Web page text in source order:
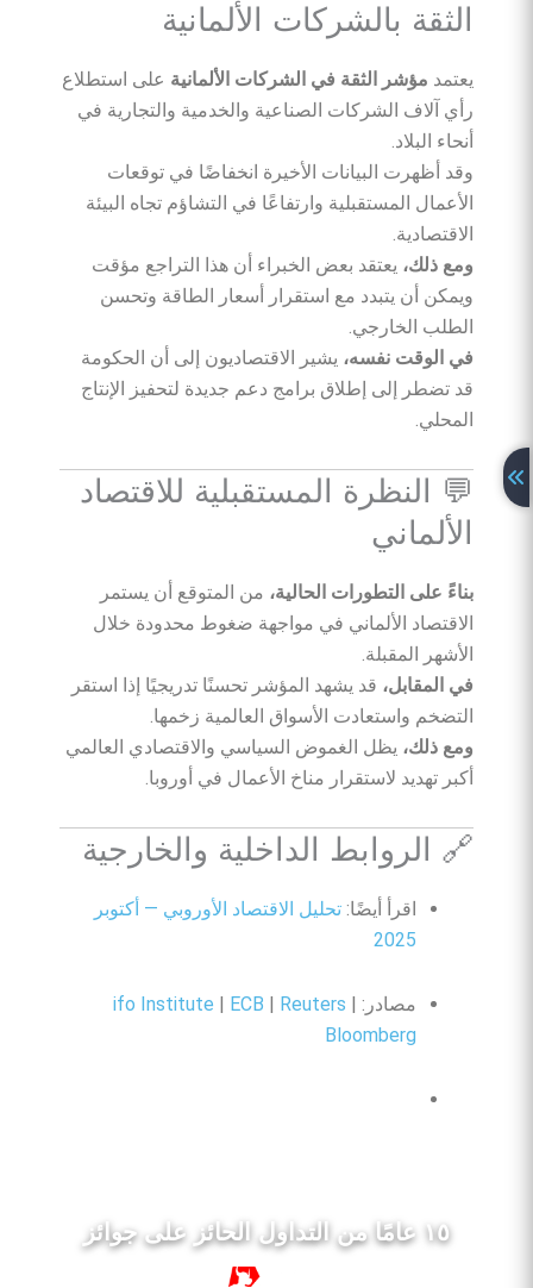
الثقة بالشركات الألمانية
يعتمد مؤشر الثقة في الشركات الألمانية على استطلاع
رأي آلاف الشركات الصناعية والخدمية والتجارية في
أنحاء البلاد.
وقد أظهرت البيانات الأخيرة انخفاضًا في توقعات
الأعمال المستقبلية وارتفاعًا في التشاؤم تجاه البيئة
الاقتصادية.
ومع ذلك، يعتقد بعض الخبراء أن هذا التراجع مؤقت
ويمكن أن يتبدد مع استقرار أسعار الطاقة وتحسن
الطلب الخارجي.
في الوقت نفسه، يشير الاقتصاديون إلى أن الحكومة
قد تضطر إلى إطلاق برامج دعم جديدة لتحفيز الإنتاج
المحلي.
💬 النظرة المستقبلية للاقتصاد
الألماني
بناءً على التطورات الحالية، من المتوقع أن يستمر
الاقتصاد الألماني في مواجهة ضغوط محدودة خلال
الأشهر المقبلة.
في المقابل، قد يشهد المؤشر تحسنًا تدريجيًا إذا استقر
التضخم واستعادت الأسواق العالمية زخمها.
ومع ذلك، يظل الغموض السياسي والاقتصادي العالمي
أكبر تهديد لاستقرار مناخ الأعمال في أوروبا.
🔗 الروابط الداخلية والخارجية
اقرأ أيضًا: تحليل الاقتصاد الأوروبي — أكتوبر
2025
مصادر: ifo Institute ECB Reuters
Bloomberg
١٥ عامًا من التداول الحائز على جوائز